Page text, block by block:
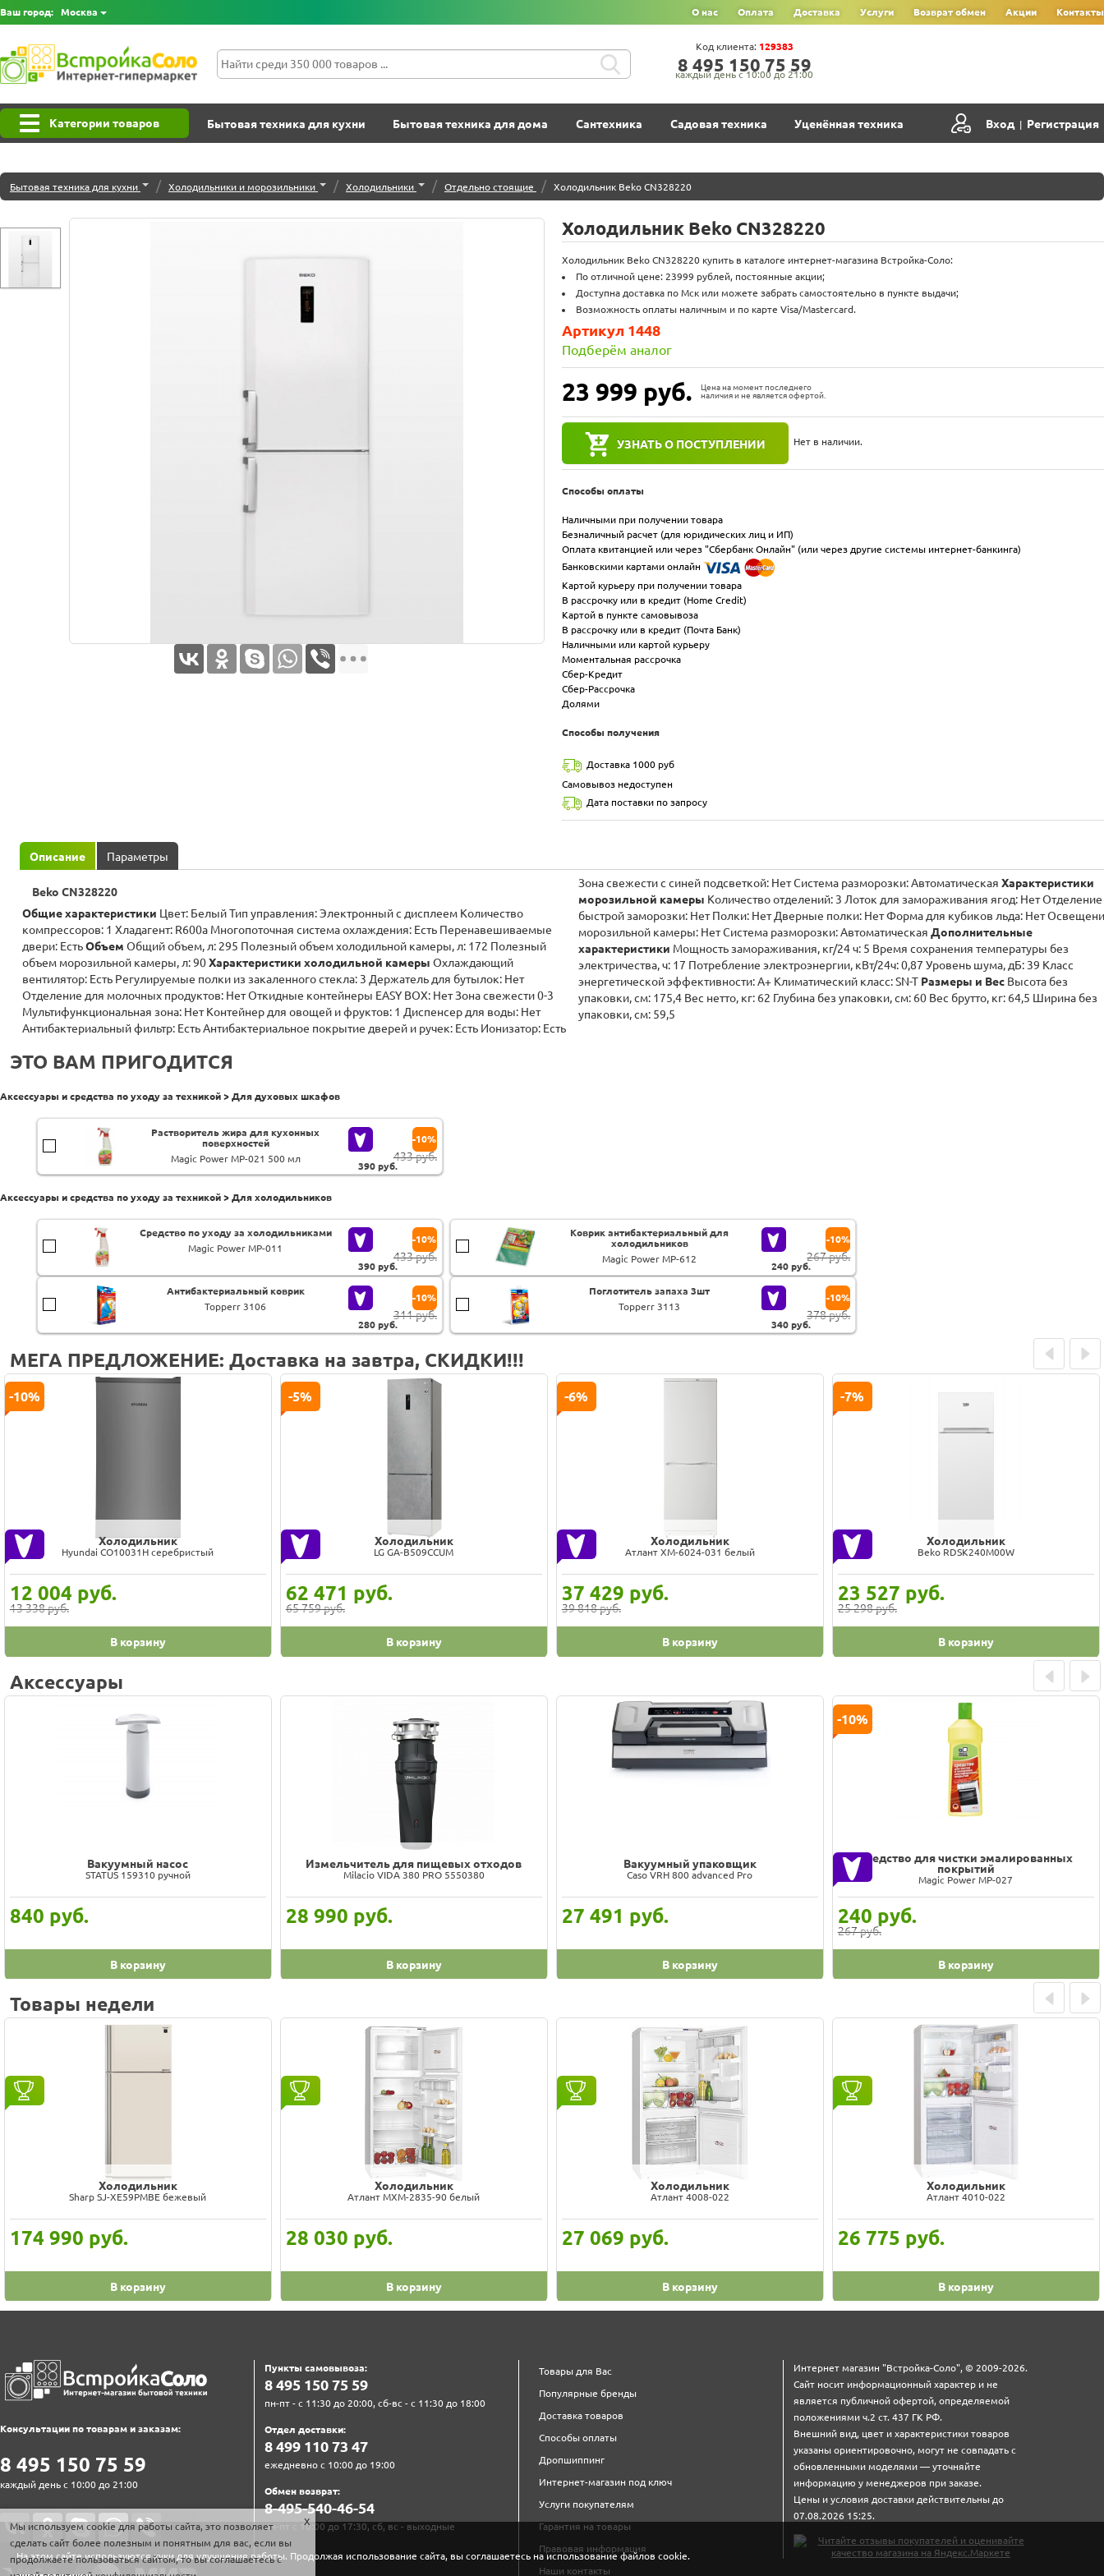
Ваш город: Москва О нас Оплата Доставка Услуги Возврат обмен Акции Контакты
8‍ 4‍9‍5‍ 1‍5‍0‍ 7‍5‍ 5‍9‍
каждый день с 10:00 до 21:00
Код клиента: 129383
Категории товаров Бытовая техника для кухни Бытовая техника для дома Сантехника Садовая техника Уценённая техника Вход | Регистрация
Бытовая техника для кухни / Холодильники и морозильники / Холодильники / Отдельно стоящие / Холодильник Beko CN328220
Холодильник Beko CN328220
Холодильник Beko CN328220 купить в каталоге интернет-магазина Встройка-Соло:
По отличной цене: 23999 рублей, постоянные акции;
Доступна доставка по Мск или можете забрать самостоятельно в пункте выдачи;
Возможность оплаты наличным и по карте Visa/Mastercard.
23 999 руб.
Цена на момент последнего
наличия и не является офертой.
УЗНАТЬ О ПОСТУПЛЕНИИ Нет в наличии.
Артикул 1448
Подберём аналог
Способы оплаты
Наличными при получении товара
Безналичный расчет (для юридических лиц и ИП)
Оплата квитанцией или через "Сбербанк Онлайн" (или через другие системы интернет-банкинга)
Банковскими картами онлайн
Картой курьеру при получении товара
В рассрочку или в кредит (Home Credit)
Картой в пункте самовывоза
В рассрочку или в кредит (Почта Банк)
Наличными или картой курьеру
Моментальная рассрочка
Сбер-Кредит
Сбер-Рассрочка
Долями
Способы получения
Доставка 1000 руб
Самовывоз недоступен
Дата поставки по запросу
Описание Параметры
Beko CN328220
Общие характеристики Цвет: Белый Тип управления: Электронный с дисплеем Количество
компрессоров: 1 Хладагент: R600a Многопоточная система охлаждения: Есть Перенавешиваемые
двери: ЕстьОбъем Общий объем, л: 295 Полезный объем холодильной камеры, л: 172 Полезный
объем морозильной камеры, л: 90Характеристики холодильной камеры Охлаждающий
вентилятор: Есть Регулируемые полки из закаленного стекла: 3 Держатель для бутылок: Нет
Отделение для молочных продуктов: Нет Откидные контейнеры EASY BOX: Нет Зона свежести 0-3
Мультифункциональная зона: Нет Контейнер для овощей и фруктов: 1 Диспенсер для воды: Нет
Антибактериальный фильтр: Есть Антибактериальное покрытие дверей и ручек: Есть Ионизатор: Есть
Зона свежести с синей подсветкой: Нет Система разморозки: АвтоматическаяХарактеристики
морозильной камеры Количество отделений: 3 Лоток для замораживания ягод: Нет Отделение
быстрой заморозки: Нет Полки: Нет Дверные полки: Нет Форма для кубиков льда: Нет
морозильной камеры: Нет Система разморозки: АвтоматическаяДополнительные
характеристики Мощность замораживания, кг/24 ч: 5 Время сохранения температуры без
электричества, ч: 17 Потребление электроэнергии, кВт/24ч: 0,87 Уровень шума, дБ: 39 Класс
энергетической эффективности: A+ Климатический класс: SN-T Размеры и Вес Высота без
упаковки, см: 175,4 Вес нетто, кг: 62 Глубина без упаковки, см: 60 Вес брутто, кг: 64,5 Ширина без
упаковки, см: 59,5
ЭТО ВАМ ПРИГОДИТСЯ
Аксессуары и средства по уходу за техникой > Для духовых шкафов
Растворитель жира для кухонных
поверхностей
Magic Power MP-021 500 мл
390руб.
433 руб.
-10%
Аксессуары и средства по уходу за техникой > Для холодильников
Средство по уходу за холодильниками
Magic Power MP-011
390руб.
433 руб.
-10%
Коврик антибактериальный для
холодильников
Magic Power MP-612
240 руб.
267 руб.
-10%
Антибактериальный коврик
Topperr 3106
280руб.
311 руб.
-10%
Поглотитель запаха 3шт
Topperr 3113
340 руб.
378 руб.
-10%
МЕГА ПРЕДЛОЖЕНИЕ: Доставка на завтра, СКИДКИ!!!
Холодильник
Indesit ITD 125 A 869893200010
23 486 руб.
25 254 руб.
-7%
В корзину
Холодильник
Nordfrost NRG 119NF 742
45 200 руб.
48 085 руб.
-6%
В корзину
Холодильник
Gorenje RF212FPW4
19 714 руб.
21 428 руб.
-8%
В корзину
Холодильник
Liebherr CNc 5213-20 001
87 912 руб.
92 539 руб.
-5%
В корзину
Prev Next
Аксессуары
Вакуумный насос
STATUS 159310 ручной
840 руб.
В корзину
Измельчитель для пищевых отходов
Milacio VIDA 380 PRO 5550380
28 990 руб.
В корзину
Вакуумный упаковщик
Caso VRH 800 advanced Pro
27 491 руб.
В корзину
Средство для чистки эмалированных
покрытий
Magic Power MP-027
240 руб.
267 руб.
-10%
В корзину
Prev Next
Товары недели
Холодильник
Sharp SJ-XE59PMBE бежевый
174 990 руб.
В корзину
Холодильник
Атлант MXM-2835-90 белый
28 030 руб.
В корзину
Холодильник
Атлант 4008-022
27 069 руб.
В корзину
Холодильник
Атлант 4010-022
26 775 руб.
В корзину
Prev Next
Консультации по товарам и заказам:
8‍ 4‍9‍5‍ 1‍5‍0‍ 7‍5‍ 5‍9‍
каждый день с 10:00 до 21:00
Пункты самовывоза:
8‍ 4‍9‍5‍ 1‍5‍0‍ 7‍5‍ 5‍9‍
пн-пт - с 11:30 до 20:00, сб-вс - с 11:30 до 18:00
Отдел доставки:
8‍ 4‍9‍9‍ 1‍1‍0‍ 7‍3‍ 4‍7‍
ежедневно с 10:00 до 19:00
Обмен возврат:
8‍-4‍9‍5‍-5‍4‍0‍-4‍6‍-5‍4‍
пн-пт с 10:00 до 17:30, сб, вс - выходные
Товары для Вас
Популярные бренды
Доставка товаров
Способы оплаты
Дропшиппинг
Интернет-магазин под ключ
Услуги покупателям
Гарантия на товары
Правовая информация
Наши контакты
Интернет магазин "Встройка-Соло", © 2009-2026.
Сайт носит информационный характер и не
является публичной офертой, определяемой
положениями ч.2 ст. 437 ГК РФ.
Внешний вид, цвет и характеристики товаров
указаны ориентировочно, могут не совпадать с
обновленными моделями — уточняйте
информацию у менеджеров при заказе.
Цены и условия доставки действительны до
07.08.2026 15:25.
На этом сайте используются куки для улучшения работы. Продолжая использование сайта, вы соглашаетесь на использование файлов cookie.
Мы используем cookie для работы сайта, это позволяет
сделать сайт более полезным и понятным для вас, если вы
продолжаете пользоваться сайтом, то вы соглашаетесь с